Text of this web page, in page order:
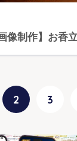
像制作】お香
2 3